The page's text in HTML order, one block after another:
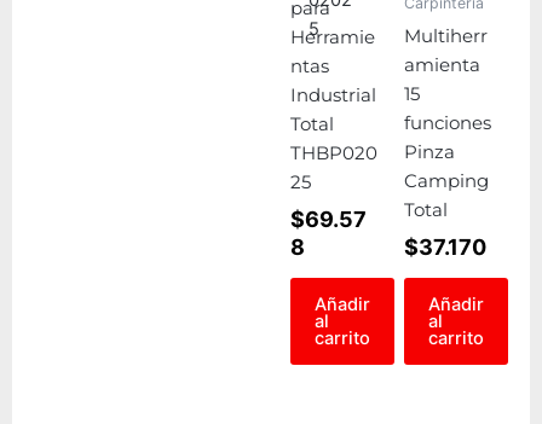
para
Herramie
ntas
Industrial
Total
THBP020
25
$69.57
8
Añadir
al
carrito
Multiherr
amienta
15
funciones
Pinza
Camping
Total
$37.170
Añadir
al
carrito